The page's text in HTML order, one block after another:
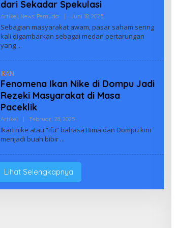
dari Sekadar Spekulasi
Artikel, News, Pemuda Juni 18, 2025Oleh
Indonesia
Sebagian masyarakat awam, pasar saham sering
kali digambarkan sebagai medan pertarungan
yang
IKAN
Fenomena Ikan Nike di Dompu Jadi
Rezeki Masyarakat di Masa
Paceklik
Artikel Februari 28, 2025Oleh
Indonesia
Ikan nike atau “ifu” bahasa Bima dan Dompu kini
menjadi buah bibir
Lihat Selengkapnya